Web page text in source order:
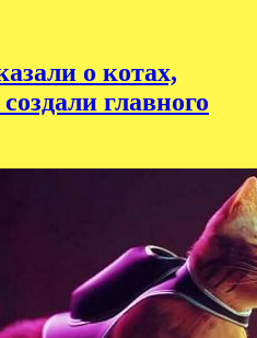
о котах,
главного